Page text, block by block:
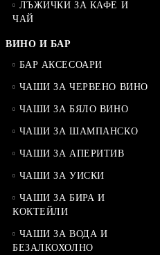
ЛЪЖИЧКИ ЗА КАФЕ И
ЧАЙ
ВИНО И БАР
БАР АКСЕСОАРИ
ЧАШИ ЗА ЧЕРВЕНО ВИНО
ЧАШИ ЗА БЯЛО ВИНО
ЧАШИ ЗА ШАМПАНСКО
ЧАШИ ЗА АПЕРИТИВ
ЧАШИ ЗА УИСКИ
ЧАШИ ЗА БИРА И
КОКТЕЙЛИ
ЧАШИ ЗА ВОДА И
БЕЗАЛКОХОЛНО